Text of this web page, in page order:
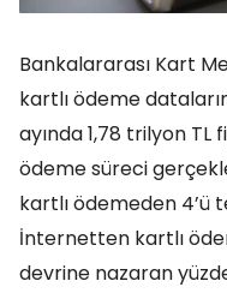
Bankalararası Kart
kartlı ödeme
ayında 1,78 trilyon TL
ödeme süreci
kartlı ödemeden 4’ü
İnternetten kartlı
devrine nazaran